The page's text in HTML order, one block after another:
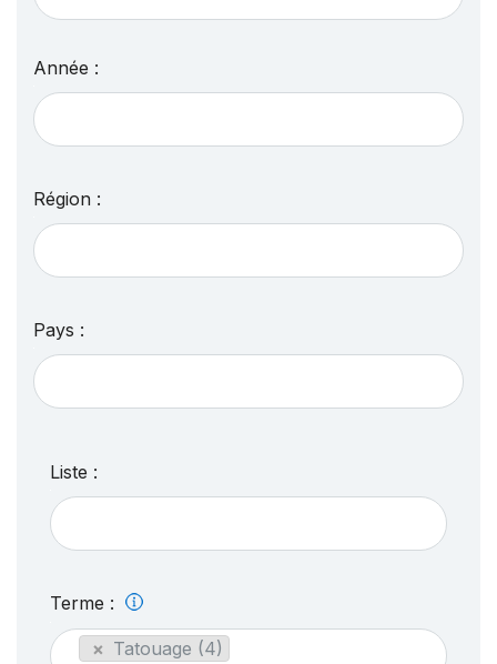
Année :
Région :
Pays :
Liste :
Terme :
× Tatouage (4)